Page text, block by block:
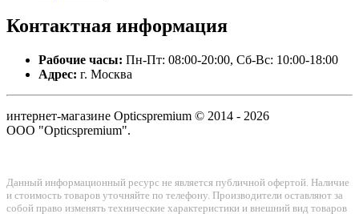
Контактная информация
Рабочие часы: Пн-Пт: 08:00-20:00, Сб-Вс: 10:00-18:00
Адрес: г. Москва
интернет-магазине Opticspremium © 2014 - 2026
ООО "Opticspremium".
Данный информационный ресурс не является публичной офертой. Наличие
и стоимость товаров уточняйте по телефону. Производители оставляют за
собой право изменять технические характеристики и внешний вид товаров